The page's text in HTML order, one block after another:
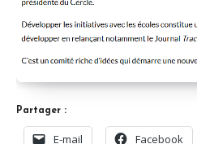
Partager :
E-mail Facebook